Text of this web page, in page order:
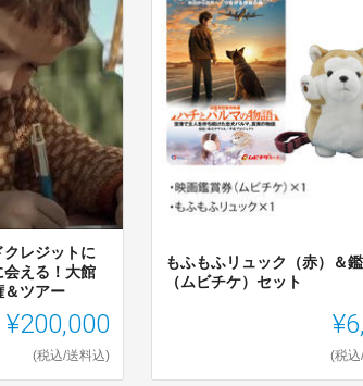
クレジットに
える！大館
＆ツアー
¥200,000
(税込/送料込)
もふもふリュック（赤）＆
（ムビチケ）セット
(税